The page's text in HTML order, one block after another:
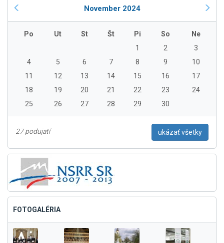
November 2024
Po Ut St Št Pi So
Ne
1
2
3
4
5 6 7 8 9
10
11
12 13 14 15 16
17
18
19 20 21 22 23
24
25
26 27 28 29 30
27 podujatí ukázať všetky
FOTOGALÉRIA